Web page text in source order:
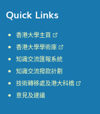
Quick Links
香港大學主頁
香港大學學術庫
知識交流匯報系統
知識交流撥款計劃
技術轉移處及港大科橋
意見及建議